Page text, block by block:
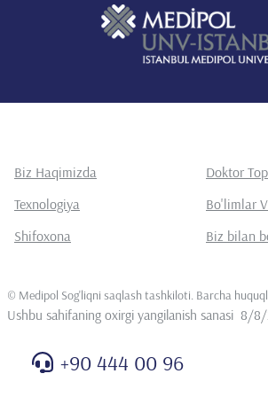
Biz Haqimizda
Doktor
Texnologiya
Bo'limlar
Shifoxona
Biz bilan
© Medipol Sog'liqni saqlash tashkiloti. Barcha
Ushbu sahifaning oxirgi yangilanish sanasi 8/8/
+90 444 00 96